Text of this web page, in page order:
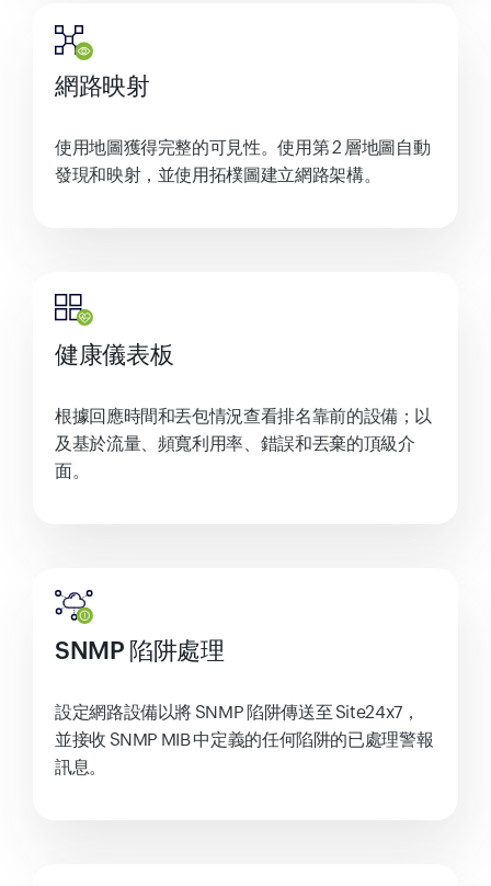
網路映射
使用地圖獲得完整的可見性。使用第 2 層地圖自動
發現和映射，並使用拓樸圖建立網路架構。
健康儀表板
根據回應時間和丟包情況查看排名靠前的設備；以
及基於流量、頻寬利用率、錯誤和丟棄的頂級介
面。
SNMP 陷阱處理
設定網路設備以將 SNMP 陷阱傳送至 Site24x7，
並接收 SNMP MIB 中定義的任何陷阱的已處理警報
訊息。